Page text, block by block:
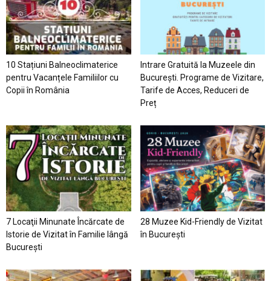
10 Stațiuni Balneoclimaterice
pentru Vacanțele Familiilor cu
Copii în România
Intrare Gratuită la Muzeele din
București. Programe de Vizitare,
Tarife de Acces, Reduceri de
Preț
7 Locaţii Minunate Încărcate de
Istorie de Vizitat în Familie lângă
București
28 Muzee Kid-Friendly de Vizitat
în București